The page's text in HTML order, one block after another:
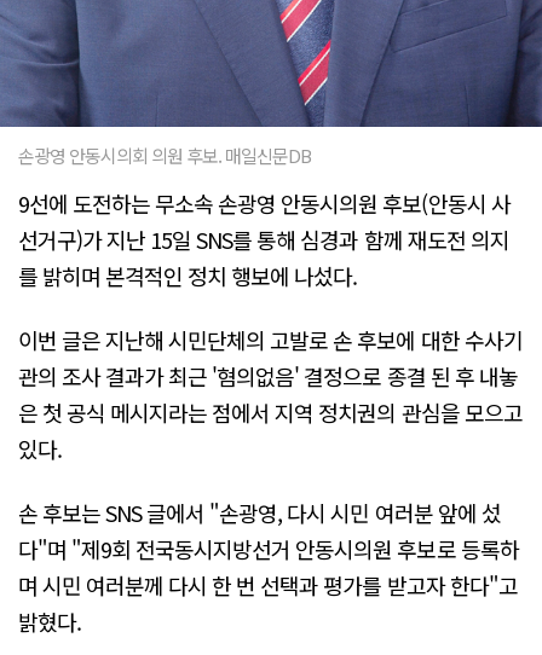
손광영 안동시의회 의원 후보. 매일신문DB
9선에 도전하는 무소속 손광영 안동시의원 후보(안동시 사
선거구)가 지난 15일 SNS를 통해 심경과 함께 재도전 의지
를 밝히며 본격적인 정치 행보에 나섰다.
이번 글은 지난해 시민단체의 고발로 손 후보에 대한 수사기
관의 조사 결과가 최근 '혐의없음' 결정으로 종결 된 후 내놓
은 첫 공식 메시지라는 점에서 지역 정치권의 관심을 모으고
있다.
손 후보는 SNS 글에서 "손광영, 다시 시민 여러분 앞에 섰
다"며 "제9회 전국동시지방선거 안동시의원 후보로 등록하
며 시민 여러분께 다시 한 번 선택과 평가를 받고자 한다"고
밝혔다.